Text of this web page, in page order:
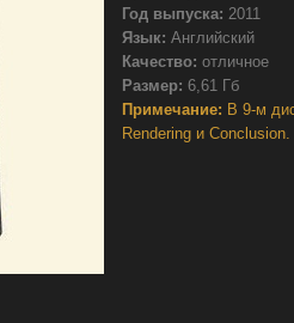
Год выпуска: 2011
Язык: Английский
Качество: отличное
Размер: 6,61 Гб
Примечание: В 9-м
Rendering и